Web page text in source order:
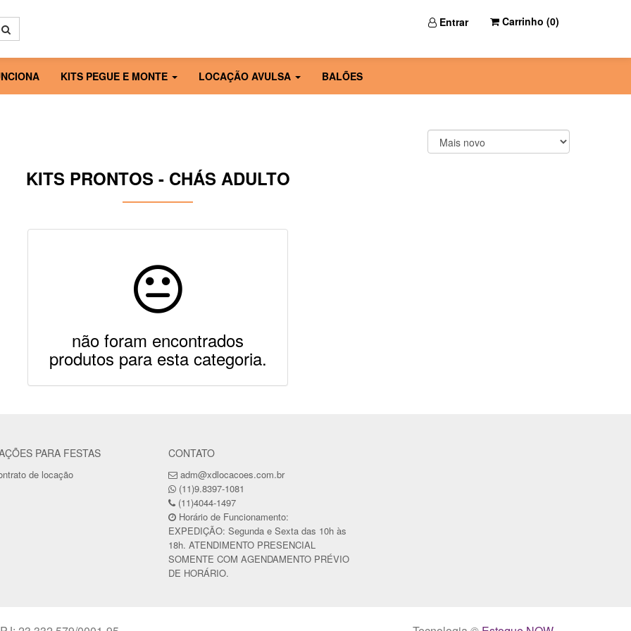
Entrar Carrinho (0)
KITS PEGUE E MONTE LOCAÇÃO AVULSA BALÕES
KITS PRONTOS - CHÁS ADULTO
não foram encontrados
produtos para esta categoria.
PARA FESTAS
de locação
CONTATO
adm@xdlocacoes.com.br
(11)9.8397-1081
(11)4044-1497
Horário de Funcionamento:
EXPEDIÇÃO: Segunda e Sexta das 10h às
18h. ATENDIMENTO PRESENCIAL
SOMENTE COM AGENDAMENTO PRÉVIO
DE HORÁRIO.